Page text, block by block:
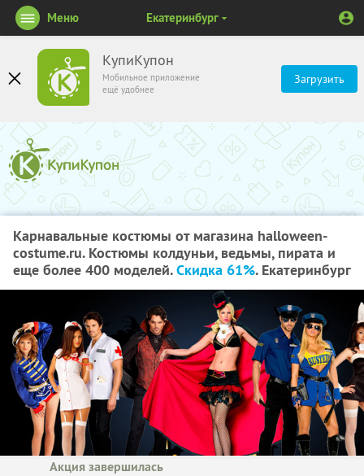
КупиКупон
Мобильное приложение
ещё удобнее
Загрузить
Меню Екатеринбург
Карнавальные костюмы от магазина halloween-
costume.ru. Костюмы колдуньи, ведьмы, пирата и
еще более 400 моделей.Скидка 61%. Екатеринбург
Акция завершилась